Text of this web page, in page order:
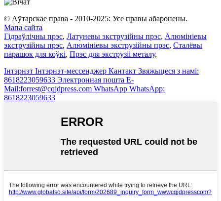
© Аўтарскае права - 2010-2025: Усе правы абаронены.
Мапа сайта
Гідраўлічны прэс, Латуневы экструзійны прэс, Алюмініевы
экструзійны прэс, Алюмініевы экструзійны прэс, Сталёвы
парашок для коўкі, Прэс для экструзіі металу,
Інтэрнэт Інтэрнэт-мессенджер Кантакт Звяжыцеся з намі:
8618223059633 Электронная пошта E-
Mail:forrest@cqjdpress.com WhatsApp WhatsApp:
8618223059633